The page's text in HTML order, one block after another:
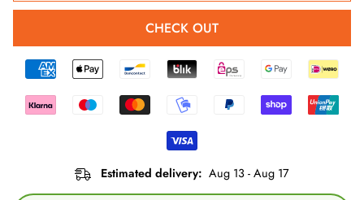
CHECK OUT
Estimated delivery: Aug 13 - Aug 17